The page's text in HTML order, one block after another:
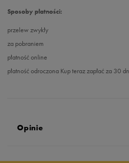
Sposoby płatności:
przelew zwykły
za pobraniem
płatność online
płatność odroczona Kup teraz zapłać za 30
Opinie